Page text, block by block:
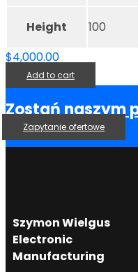
Height
100
$4,000.00
Add to cart
Zostań naszym
Zapytanie ofertowe
Szymon Wielgus
Electronic
Manufacturing